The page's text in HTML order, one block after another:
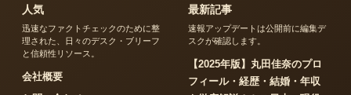
人気
迅速なファクトチェックのために整
理された、日々のデスク・ブリーフ
と信頼性リソース。
会社概要
最新記事
速報アップデートは公開前に編集デ
スクが確認します。
【2025年版】丸田佳奈のプロ
フィール・経歴・結婚・年収